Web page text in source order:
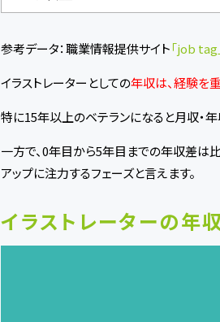
参考データ：職業情報提供サイト「job tag
イラストレーターとしての年収は、経験を
特に15年以上のベテランになると月収・
一方で、0年目から5年目までの年収差は
アップに注力するフェーズと言えます。
イラストレーターの年